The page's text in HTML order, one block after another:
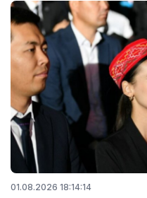
01.08.2026 18:14:14